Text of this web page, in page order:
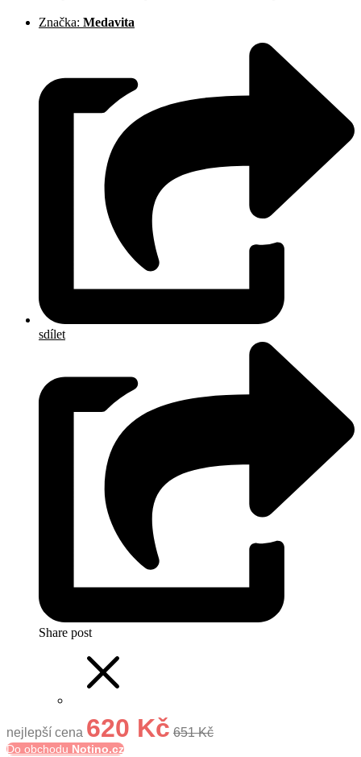
Značka: Medavita
sdílet
Share post
nejlepší cena 620 Kč 651 Kč
Do obchodu Notino.cz